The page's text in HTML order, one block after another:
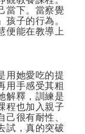
當下。當察覺
孩子的行為。
便能在教導上
用她愛吃的提
用手感受其粗
解釋，訓練是
程也加入親子
很有耐性、
試，真的突破